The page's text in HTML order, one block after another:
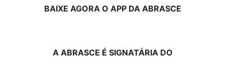
BAIXE AGORA O APP DA ABRASCE
A ABRASCE É SIGNATÁRIA DO